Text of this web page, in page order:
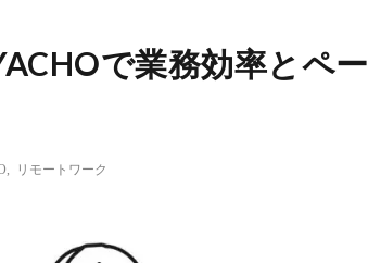
で業務効率とペー
リモートワーク